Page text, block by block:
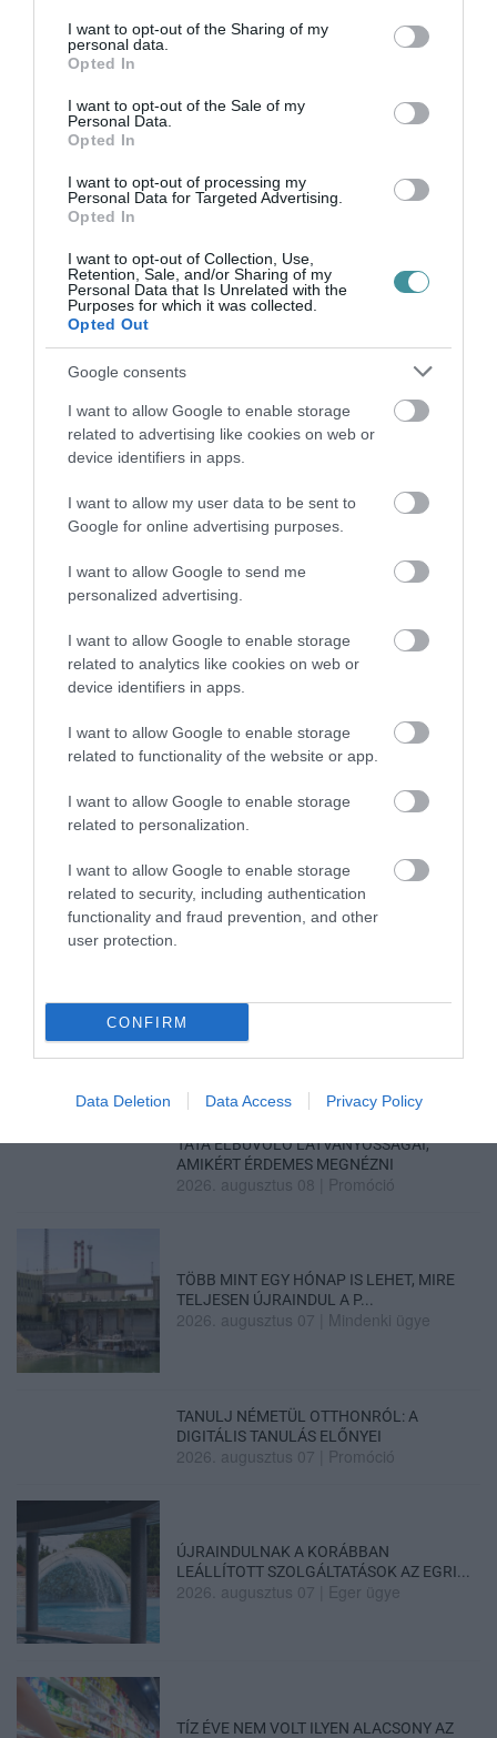
not limited to your visit or usage behaviour. You may click to
grant or deny consent to Google and its third-party tags to
use your data for below specified purposes in below Google
consent section.
I want to opt-out of the Sharing of my
personal data.
Opted In
I want to opt-out of the Sale of my
Personal Data.
Opted In
I want to opt-out of processing my
Personal Data for Targeted Advertising.
Opted In
I want to opt-out of Collection, Use,
Retention, Sale, and/or Sharing of my
Personal Data that Is Unrelated with the
Purposes for which it was collected.
Opted Out
Google consents
I want to allow Google to enable storage
related to advertising like cookies on web or
device identifiers in apps.
I want to allow my user data to be sent to
Google for online advertising purposes.
I want to allow Google to send me
personalized advertising.
I want to allow Google to enable storage
related to analytics like cookies on web or
device identifiers in apps.
I want to allow Google to enable storage
related to functionality of the website or app.
I want to allow Google to enable storage
related to personalization.
I want to allow Google to enable storage
related to security, including authentication
functionality and fraud prevention, and other
user protection.
CONFIRM
Data Deletion Data Access Privacy Policy
12 budapesti egyetem írta alá, valamint 5
országos szakmai szervezet csatlakozott a
kezdeményezéshez. A Platformhoz történő
csatlakozási nyilatkozat az Eszterházy Károly
Egyetem, illetve az NKFI Hivatal honlapján
érhetők el.
Ne maradjon le a legfrissebb hírekről, kövessen
bennünket az EGRI ÜGYEK Google Hírek oldalán!
VISSZA A FŐOLDALRA
Legfrissebb híreink
35 PERCES TANÓRÁK ÉS KEVESEBB HÁZI
FELADAT JÖHET AZ ALSÓ ...
BAKA ANDRÁST JELÖLI KÖZTÁRSASÁGI
ELNÖKNEK A TISZA
2026. augusztus 08|Mindenki ügye
ÚJ MAGYAR KÜLÜGYI STRATÉGIA KÉSZÜL,
TELJES SZAKÍTÁS JÖN A...
2026. augusztus 08
TATA ELBŰVÖLŐ LÁTVÁNYOSSÁGAI,
AMIKÉRT ÉRDEMES MEGNÉZNI
2026. augusztus 08 Promóció
TÖBB MINT EGY HÓNAP IS LEHET, MIRE
TELJESEN ÚJRAINDUL A P...
2026. augusztus 07 Mindenki ügye
TANULJ NÉMETÜL OTTHONRÓL: A
DIGITÁLIS TANULÁS ELŐNYEI
2026. augusztus 07 Promóció
ÚJRAINDULNAK A KORÁBBAN
LEÁLLÍTOTT SZOLGÁLTATÁSOK AZ EGRI...
2026. augusztus 07 Eger ügye
TÍZ ÉVE NEM VOLT ILYEN ALACSONY AZ